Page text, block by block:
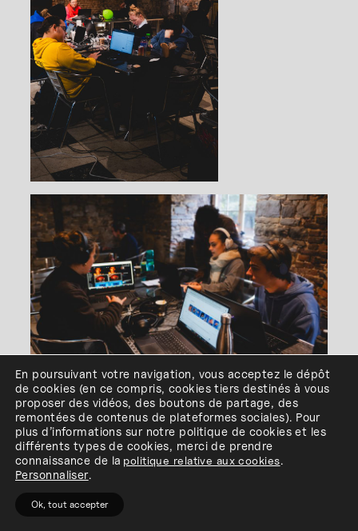
LES RÉALISATIONS DES
ÉTUDIANTS
Ces productions sont le résultat d’un
processus d’exploration où chacun a dû
trouver sa manière d’utiliser l’IA, sans
perdre sa singularité :
En poursuivant votre navigation, vous acceptez le dépôt
de cookies (en ce compris, cookiestiers destinés à vous
proposer des vidéos, des boutons de partage, des
remontées de contenus de plateformes sociales). Pour
plus d’informations sur notre politique de cookies et les
différents types de cookies, merci de prendre
connaissance de la politique relative aux cookies.
Personnaliser.
Ok, tout accepter